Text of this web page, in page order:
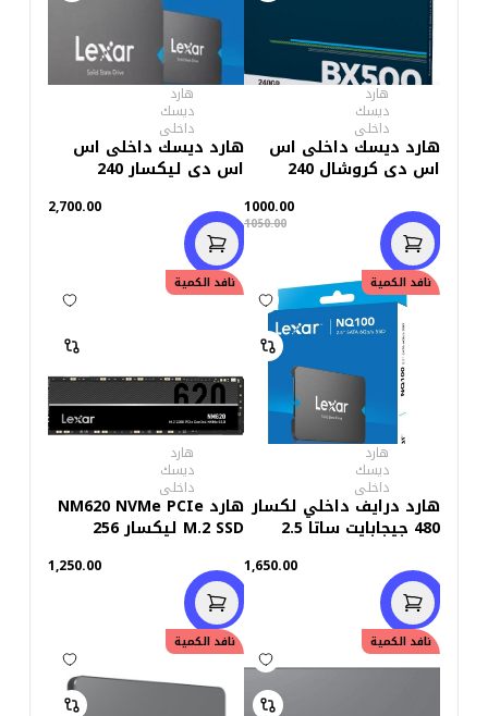
هارد
ديسك
داخلى
هارد ديسك داخلى اس
اس دى كروشال 240
1000.00
1050.00
هارد
ديسك
داخلى
هارد ديسك داخلى اس
اس دى ليكسار 240
2,700.00
نافد الكمية
هارد
ديسك
داخلى
هارد درايف داخلي لكسار
480 جيجابايت ساتا 2.5
1,650.00
نافد الكمية
هارد
ديسك
داخلى
هارد NM620 NVMe PCIe
M.2 SSD ليكسار 256
1,250.00
نافد الكمية نافد الكمية